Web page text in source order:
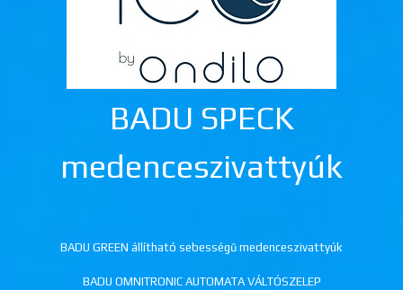
BADU SPECK
medenceszivattyúk
BADU GREEN állítható sebességű medenceszivattyúk
BADU OMNITRONIC AUTOMATA VÁLTÓSZELEP